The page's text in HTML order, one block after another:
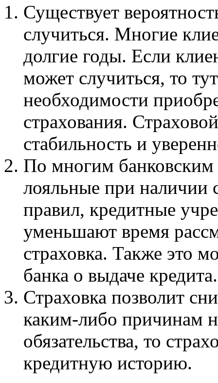
Существует
случиться. Многие
долгие годы. Если
может случиться, то
необходимости
страхования.
стабильность и
По многим банковским
лояльные при наличии
правил, кредитные
уменьшают время
страховка. Также это
банка о выдаче кредита.
Страховка позволит
каким-либо причинам
обязательства, то
кредитную историю.